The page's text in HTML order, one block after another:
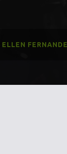
ELLEN